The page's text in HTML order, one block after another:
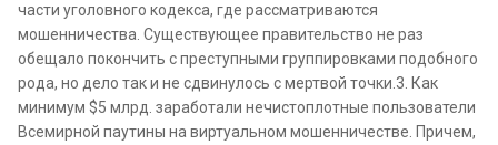
части уголовного кодекса, где рассматриваются
мошенничества. Существующее правительство не раз
обещало покончить с преступными группировками подобного
рода, но дело так и не сдвинулось с мертвой точки.3. Как
минимум $5 млрд. заработали нечистоплотные пользователи
Всемирной паутины на виртуальном мошенничестве. Причем,